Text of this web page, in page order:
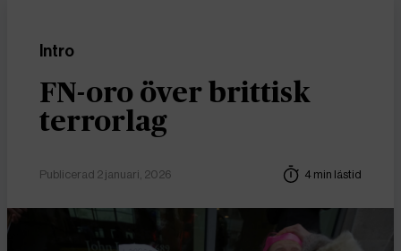
Intro
FN-oro över brittisk
terrorlag
Publicerad 2 januari, 2026 4 min lästid